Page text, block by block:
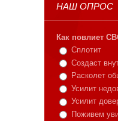
НАШ ОПРОС
Как повлиет
Сплотит
Создаст
Расколет
Усилит
Усилит
Поживем